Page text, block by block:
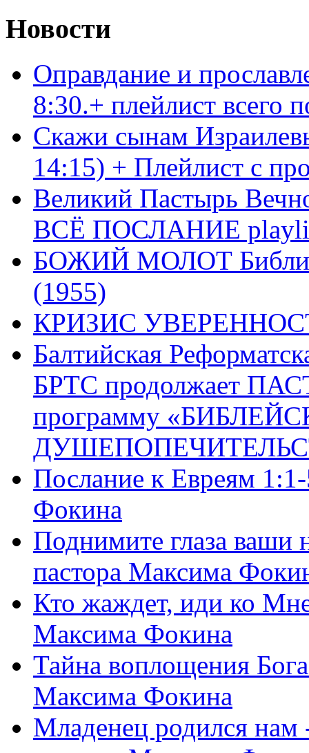
Новости
Оправдание и
8:30.+ плейлист
Скажи сынам
14:15) + Плейлист с
Великий Пастырь
ВСЁ ПОСЛАНИЕ
БОЖИЙ МОЛОТ Библия
(1955)
КРИЗИС
Балтийская
БРТС продолжает
программу
Послание к Евреям
Фокина
Поднимите глаза ваши
пастора Максима
Кто жаждет, иди ко
Максима Фокина
Тайна воплощения
Максима Фокина
Младенец родился